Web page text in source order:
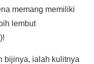
memang memiliki
lembut
bijinya, ialah kulitnya